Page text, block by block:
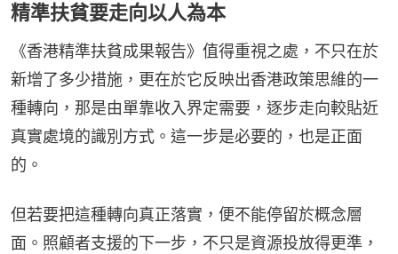
精準扶貧要走向以人為本
《香港精準扶貧成果報告》值得重視之處，不只在於
新增了多少措施，更在於它反映出香港政策思維的一
種轉向，那是由單靠收入界定需要，逐步走向較貼近
真實處境的識別方式。這一步是必要的，也是正面
的。
但若要把這種轉向真正落實，便不能停留於概念層
面。照顧者支援的下一步，不只是資源投放得更準，